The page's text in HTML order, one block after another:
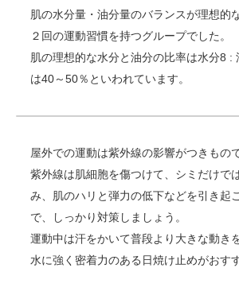
肌の水分量・油分量のバランスが理想的
２回の運動習慣を持つグループでした。
肌の理想的な水分と油分の比率は水分8 :
は40～50％といわれています。
屋外での運動は紫外線の影響がつきもので
紫外線は肌細胞を傷つけて、シミだけで
み、肌のハリと弾力の低下などを引き起
で、しっかり対策しましょう。
運動中は汗をかいて普段より大きな動き
水に強く密着力のある日焼け止めがおす